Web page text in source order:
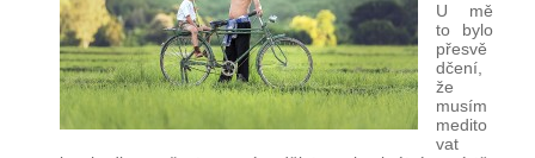
U mě
to bylo
přesvě
dčení,
že
musím
medito
vat